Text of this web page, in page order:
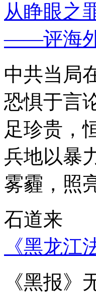
从睁眼之
——评海外
中共当局
恐惧于言
足珍贵，
兵地以暴
雾霾，照
石道来
《黑龙江
《黑报